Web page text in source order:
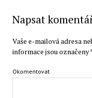
Napsat
Vaše e-mailová adresa
informace jsou označeny
Okomentovat